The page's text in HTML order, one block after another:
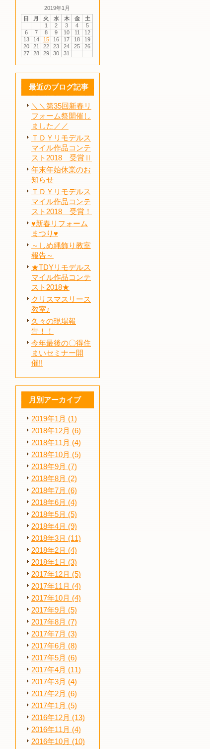
2019年1月
日
月 火 水 木 金
土
1
2 3 4
5
6
7 8 9 10 11
12
13
14 15 16 17 18
19
20
21 22 23 24 25
26
27
28 29 30 31
最近のブログ記事
＼＼第35回新春リ
フォーム祭開催し
ました／／
ＴＤＹリモデルス
マイル作品コンテ
スト2018 受賞Ⅱ
年末年始休業のお
知らせ
ＴＤＹリモデルス
マイル作品コンテ
スト2018 受賞！
♥新春リフォーム
まつり♥
～しめ縄飾り教室
報告～
★TDYリモデルス
マイル作品コンテ
スト2018★
クリスマスリース
教室♪
久々の現場報
告！！
今年最後の〇得住
まいセミナー開
催!!
月別アーカイブ
2019年1月 (1)
2018年12月 (6)
2018年11月 (4)
2018年10月 (5)
2018年9月 (7)
2018年8月 (2)
2018年7月 (6)
2018年6月 (4)
2018年5月 (5)
2018年4月 (9)
2018年3月 (11)
2018年2月 (4)
2018年1月 (3)
2017年12月 (5)
2017年11月 (4)
2017年10月 (4)
2017年9月 (5)
2017年8月 (7)
2017年7月 (3)
2017年6月 (8)
2017年5月 (6)
2017年4月 (11)
2017年3月 (4)
2017年2月 (6)
2017年1月 (5)
2016年12月 (13)
2016年11月 (4)
2016年10月 (10)